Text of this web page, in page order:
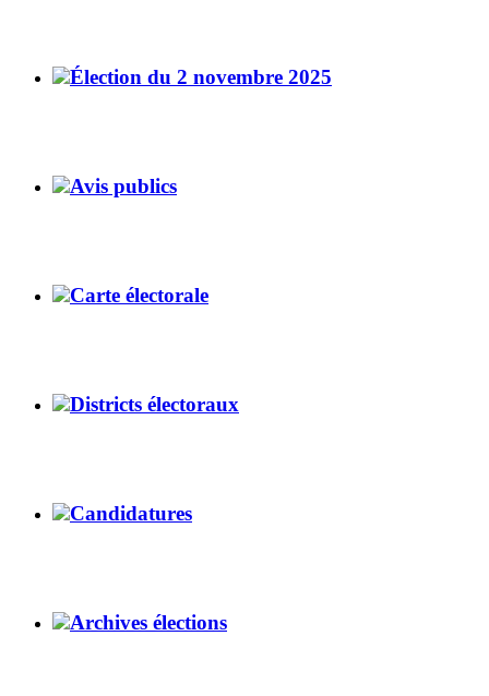
Élection du 2 novembre 2025
Avis publics
Carte électorale
Districts électoraux
Candidatures
Archives élections